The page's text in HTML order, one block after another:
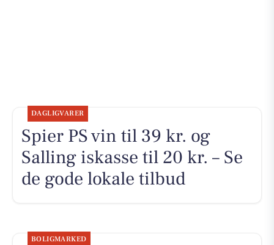
DAGLIGVARER
Spier PS vin til 39 kr. og
Salling iskasse til 20 kr. – Se
de gode lokale tilbud
BOLIGMARKED